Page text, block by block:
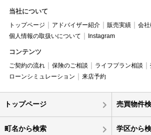
当社について
トップページ アドバイザー紹介 販売実績 会
個人情報の取扱いについて
Instagram
コンテンツ
ご契約の流れ 保険のご相談 ライフプラン相談
ローンシミュレーション
来店予約
トップページ 売買物件
町名から検索 学区から